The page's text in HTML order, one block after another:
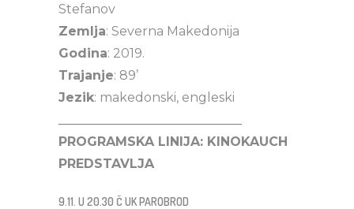
Stefanov
Zemlja: Severna Makedonija
Godina: 2019.
Trajanje: 89’
Jezik: makedonski, engleski
PROGRAMSKA LINIJA: KINOKAUCH
PREDSTAVLJA
9.11. U 20.30 Č UK PAROBROD